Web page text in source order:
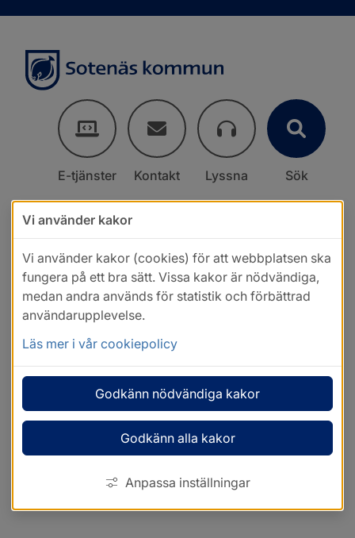
E-tjänster Kontakt Lyssna Sök
Vi använder kakor
Vi använder kakor (cookies) för att webbplatsen ska
fungera på ett bra sätt. Vissa kakor är nödvändiga,
medan andra används för statistik och förbättrad
användarupplevelse.
Läs mer i vår cookiepolicy
Godkänn nödvändiga kakor
Godkänn alla kakor
Anpassa inställningar